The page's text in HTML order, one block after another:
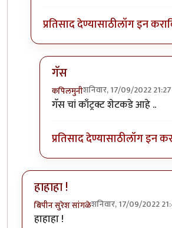
प्रतिसाद देण्यासाठीलॉग इन करा
गॅस
कपिलमुनीशनिवार, 17/09/2022 21:27
In reply toभारी आहे ....byमुक्त
गॅस चां काँट्रक्ट शेटकडे आहे ..
प्रतिसाद देण्यासाठीलॉग इन
हाहाहा !
बिपीन सुरेश सांगळेशनिवार, 17/09/2022
हाहाहा !